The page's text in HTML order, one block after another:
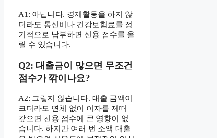
A1: 아닙니다. 경제활동을 하지 않
더라도 통신비나 건강보험료를 정
기적으로 납부하면 신용 점수를 올
릴 수 있습니다.
Q2: 대출금이 많으면 무조건
점수가 깎이나요?
A2: 그렇지 않습니다. 대출 금액이
크더라도 연체 없이 이자를 제때
갚으면 신용 점수에 큰 영향이 없
습니다. 하지만 여러 번 소액 대출